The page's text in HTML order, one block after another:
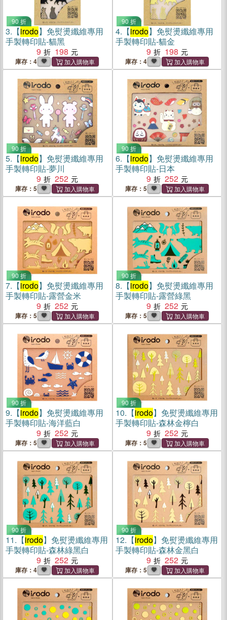
90 折
3. 【irodo】免熨燙纖維專用
手製轉印貼-貓黑
9
198
庫存：4
90 折
4. 【irodo】免熨燙纖維專用
手製轉印貼-貓金
9
198
庫存：4
90 折
5. 【irodo】免熨燙纖維專用
手製轉印貼-夢川
9
252
庫存：5
90 折
6. 【irodo】免熨燙纖維專用
手製轉印貼-日本
9
252
庫存：5
90 折
7. 【irodo】免熨燙纖維專用
手製轉印貼-露營金米
9
252
庫存：5
90 折
8. 【irodo】免熨燙纖維專用
手製轉印貼-露營綠黑
9
252
庫存：5
90 折
9. 【irodo】免熨燙纖維專用
手製轉印貼-海洋藍白
9
252
庫存：5
90 折
10. 【irodo】免熨燙纖維專用
手製轉印貼-森林金檸白
9
252
庫存：5
90 折
11. 【irodo】免熨燙纖維專用
手製轉印貼-森林綠黑白
9
252
庫存：4
90 折
12. 【irodo】免熨燙纖維專用
手製轉印貼-森林金黑白
9
252
庫存：5